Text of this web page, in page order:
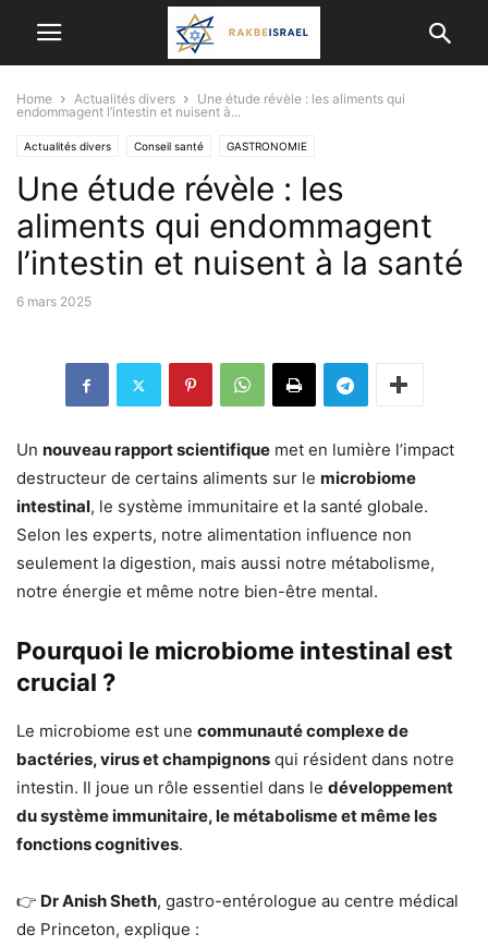
Home Actualités divers
Une étude révèle : les aliments qui
endommagent l’intestin et nuisent à...
Actualités divers Conseil santé GASTRONOMIE
Une étude révèle : les
aliments qui endommagent
l’intestin et nuisent à la santé
6 mars 2025
Un nouveau rapport scientifique met en lumière l’impact
destructeur de certains aliments sur le microbiome
intestinal, le système immunitaire et la santé globale.
Selon les experts, notre alimentation influence non
seulement la digestion, mais aussi notre métabolisme,
notre énergie et même notre bien-être mental.
Pourquoi le microbiome intestinal est
crucial ?
Le microbiome est une communauté complexe de
bactéries, virus et champignons qui résident dans notre
intestin. Il joue un rôle essentiel dans le développement
du système immunitaire, le métabolisme et même les
fonctions cognitives.
👉 Dr Anish Sheth, gastro-entérologue au centre médical
de Princeton, explique :